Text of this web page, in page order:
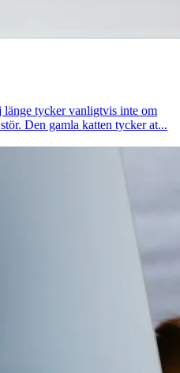
tycker vanligtvis inte om
Den gamla katten tycker at...